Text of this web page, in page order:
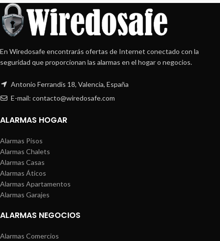
En Wiredosafe encontrarás ofertas de Internet conectado con la
seguridad que proporcionan las alarmas en el hogar o negocios.
Antonio Ferrandis 18, Valencia, España
E-mail: contacto@wiredosafe.com
ALARMAS HOGAR
Alarmas Pisos
Alarmas Chalets
Alarmas Casas
Alarmas Áticos
Alarmas Apartamentos
Alarmas Garajes
ALARMAS NEGOCIOS
Alarmas Comercios